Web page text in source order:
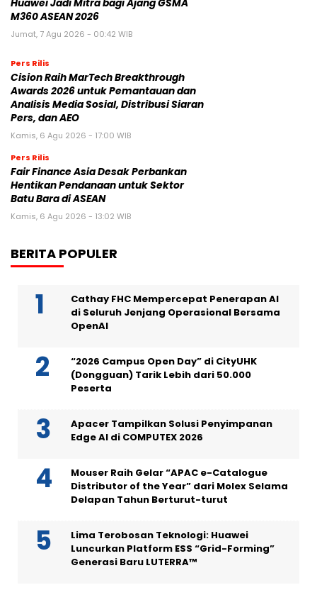
Huawei Jadi Mitra bagi Ajang GSMA
M360 ASEAN 2026
Jumat, 7 Agu 2026 - 00:42 WIB
Pers Rilis
Cision Raih MarTech Breakthrough
Awards 2026 untuk Pemantauan dan
Analisis Media Sosial, Distribusi Siaran
Pers, dan AEO
Kamis, 6 Agu 2026 - 17:00 WIB
Pers Rilis
Fair Finance Asia Desak Perbankan
Hentikan Pendanaan untuk Sektor
Batu Bara di ASEAN
Kamis, 6 Agu 2026 - 13:02 WIB
BERITA POPULER
Cathay FHC Mempercepat Penerapan AI
di Seluruh Jenjang Operasional Bersama
OpenAI
“2026 Campus Open Day” di CityUHK
(Dongguan) Tarik Lebih dari 50.000
Peserta
Apacer Tampilkan Solusi Penyimpanan
Edge AI di COMPUTEX 2026
Mouser Raih Gelar “APAC e-Catalogue
Distributor of the Year” dari Molex Selama
Delapan Tahun Berturut-turut
Lima Terobosan Teknologi: Huawei
Luncurkan Platform ESS “Grid-Forming”
Generasi Baru LUTERRA™